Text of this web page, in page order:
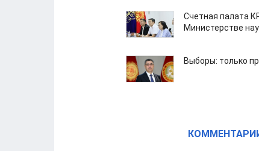
Счетная палата
Министерстве
Выборы: только